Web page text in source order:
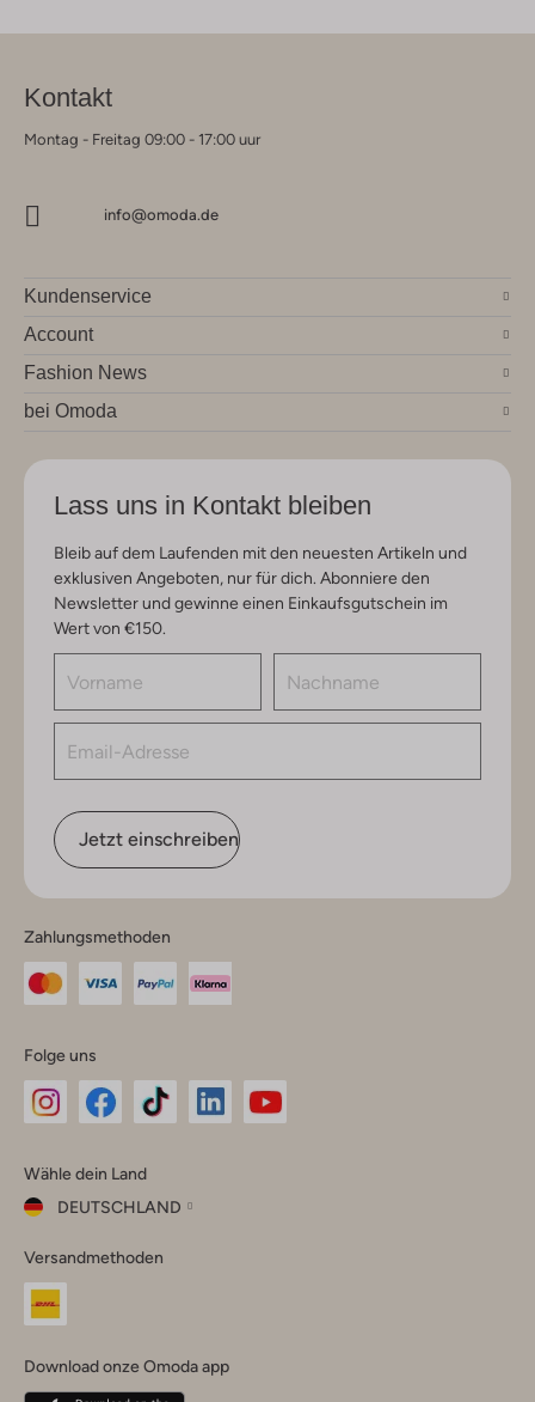
Kontakt
Montag - Freitag 09:00 - 17:00 uur
info@omoda.de
Kundenservice
Account
Fashion News
bei Omoda
Lass uns in Kontakt bleiben
Bleib auf dem Laufenden mit den neuesten Artikeln und
exklusiven Angeboten, nur für dich. Abonniere den
Newsletter und gewinne einen Einkaufsgutschein im
Wert von €150.
Jetzt einschreiben
Zahlungsmethoden
Folge uns
Instagram
Facebook
TikTok
Wähle dein Land
DEUTSCHLAND
dein
Land
Belgique(Français)
Versandmethoden
Download onze Omoda app